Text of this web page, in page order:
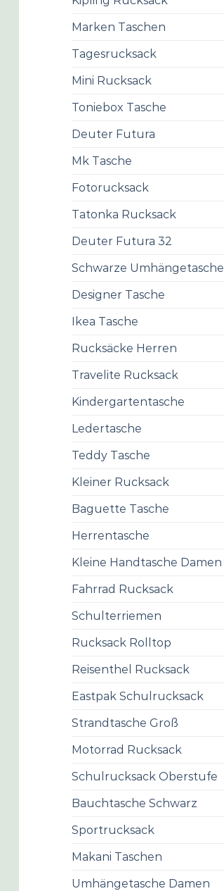
Marken Taschen
Tagesrucksack
Mini Rucksack
Toniebox Tasche
Deuter Futura
Mk Tasche
Fotorucksack
Tatonka Rucksack
Deuter Futura 32
Schwarze Umhängetasche
Designer Tasche
Ikea Tasche
Rucksäcke Herren
Travelite Rucksack
Kindergartentasche
Ledertasche
Teddy Tasche
Kleiner Rucksack
Baguette Tasche
Herrentasche
Kleine Handtasche Damen
Fahrrad Rucksack
Schulterriemen
Rucksack Rolltop
Reisenthel Rucksack
Eastpak Schulrucksack
Strandtasche Groß
Motorrad Rucksack
Schulrucksack Oberstufe
Bauchtasche Schwarz
Sportrucksack
Makani Taschen
Umhängetasche Damen